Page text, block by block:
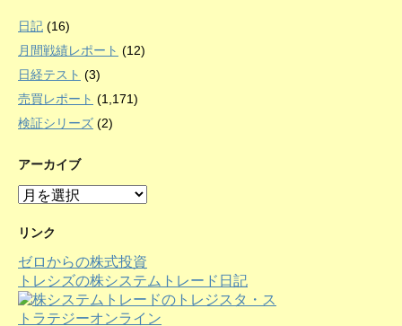
日記 (16)
月間戦績レポート (12)
日経テスト (3)
売買レポート (1,171)
検証シリーズ (2)
アーカイブ
ア
カ
ブ
リンク
ゼロからの株式投資
トレシズの株システムトレード日記